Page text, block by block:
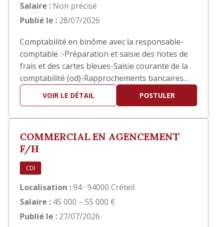
Salaire : Non précisé
Publié le : 28/07/2026
Comptabilité en binôme avec la responsable-
comptable :-Préparation et saisie des notes de
frais et des cartes bleues-Saisie courante de la
comptabilité (od)-Rapprochements bancaires
ponctuels-Aide pour les situations comptables-
Contrôle et/ou Saisie des pointages des ouvriers
médica…
VOIR LE DÉTAIL POSTULER
COMMERCIAL EN AGENCEMENT
F/H
CDI
Localisation :94 · 94000 Créteil
Salaire : 45 000 – 55 000 €
Publié le : 27/07/2026